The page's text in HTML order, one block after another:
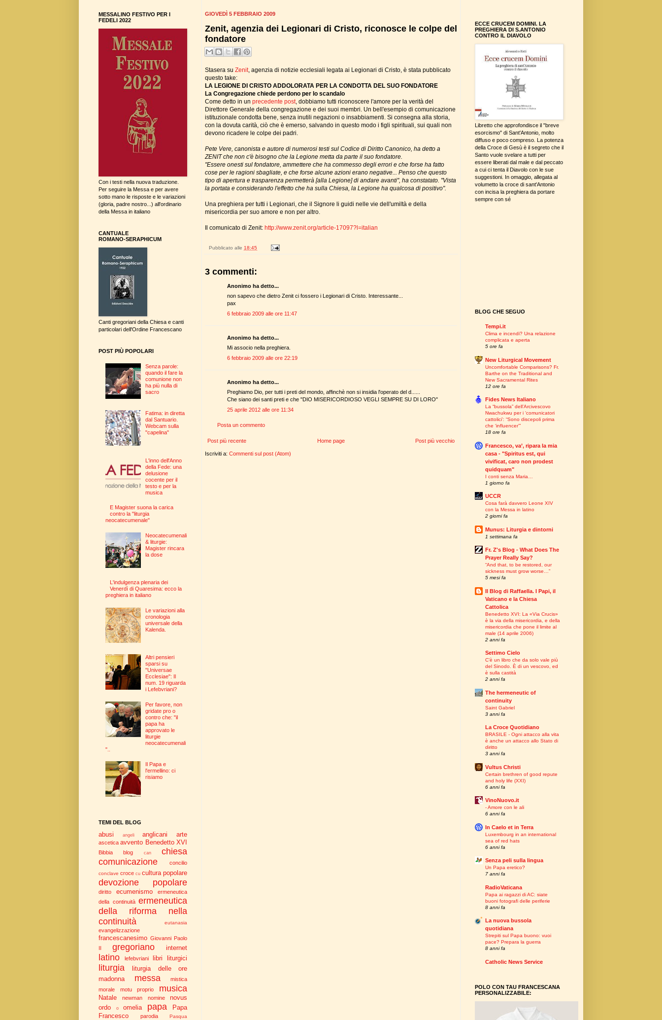
GIOVEDÌ 5 FEBBRAIO 2009
Zenit, agenzia dei Legionari di Cristo, riconosce le colpe del
fondatore
Stasera su Zenit, agenzia di notizie ecclesiali legata ai Legionari di Cristo, è stata pubblicato
questo take:
LA LEGIONE DI CRISTO ADDOLORATA PER LA CONDOTTA DEL SUO FONDATORE
La Congregazione chiede perdono per lo scandalo
Come detto in un precedente post, dobbiamo tutti riconoscere l'amore per la verità del
Direttore Generale della congregazione e dei suoi membri. Un bell'esempio di comunicazione
istituzionale condotta bene, senza inutili negazioni o insabbiamenti. Si consegna alla storia,
con la dovuta carità, ciò che è emerso, salvando in questo modo i figli spirituali, sui quali non
devono ricadere le colpe dei padri.
Pete Vere, canonista e autore di numerosi testi sul Codice di Diritto Canonico, ha detto a
ZENIT che non c'è bisogno che la Legione metta da parte il suo fondatore.
"Essere onesti sul fondatore, ammettere che ha commesso degli errori e che forse ha fatto
cose per le ragioni sbagliate, e che forse alcune azioni erano negative... Penso che questo
tipo di apertura e trasparenza permetterà [alla Legione] di andare avanti", ha constatato. "Vista
la portata e considerando l'effetto che ha sulla Chiesa, la Legione ha qualcosa di positivo".
Una preghiera per tutti i Legionari, che il Signore li guidi nelle vie dell'umiltà e della
misericordia per suo amore e non per altro.
Il comunicato di Zenit: http://www.zenit.org/article-17097?l=italian
Pubblicato alle 18:45
3 commenti:
Anonimo ha detto...
non sapevo che dietro Zenit ci fossero i Legionari di Cristo. Interessante...
pax
6 febbraio 2009 alle ore 11:47
Anonimo ha detto...
Mi associo nella preghiera.
6 febbraio 2009 alle ore 22:19
Anonimo ha detto...
Preghiamo Dio, per tutti i preti del mondo, affinchè non si insidia l'operato del d......
Che siano dei santi preti e che "DIO MISERICORDIOSO VEGLI SEMPRE SU DI LORO"
25 aprile 2012 alle ore 11:34
Posta un commento
Post più recente Post più vecchio
Home page
Iscriviti a: Commenti sul post (Atom)
MESSALINO FESTIVO PER I
FEDELI 2022
Con i testi nella nuova traduzione.
Per seguire la Messa e per avere
sotto mano le risposte e le variazioni
(gloria, padre nostro...) all'ordinario
della Messa in italiano
CANTUALE
ROMANO-SERAPHICUM
Canti gregoriani della Chiesa e canti
particolari dell'Ordine Francescano
POST PIÙ POPOLARI
Senza parole:
quando il fare la
comunione non
ha più nulla di
sacro
Fatima: in diretta
dal Santuario.
Webcam sulla
"capelina"
L'inno dell'Anno
della Fede: una
delusione
cocente per il
testo e per la
musica
E Magister suona la carica
contro la "liturgia
neocatecumenale"
Neocatecumenali
& liturgie:
Magister rincara
la dose
L'indulgenza plenaria dei
Venerdì di Quaresima: ecco la
preghiera in italiano
Le variazioni alla
cronologia
universale della
Kalenda.
Altri pensieri
sparsi su
"Universae
Ecclesiae": Il
num. 19 riguarda
i Lefebvriani?
Per favore, non
gridate pro o
contro che: "il
papa ha
approvato le
liturgie
neocatecumenali
"..
Il Papa e
l'ermellino: ci
risiamo
TEMI DEL BLOG
abusi angeli anglicani arte
ascetica avvento Benedetto XVI
Bibbia blog can
chiesa
comunicazione
concilio
conclave croce cu cultura popolare
devozione popolare
diritto ecumenismo
ermeneutica
della continuità ermeneutica
della riforma nella
continuità
eutanasia
evangelizzazione
francescanesimo Giovanni Paolo
II
gregoriano internet
latino lefebvriani libri liturgici
liturgia
liturgia delle ore
madonna
messa
mistica
morale
motu proprio musica
Natale newman nomine
novus
ordo
o omelia papa
Papa
Francesco
parodia Pasqua
ECCE CRUCEM DOMINI. LA
PREGHIERA DI S.ANTONIO
CONTRO IL DIAVOLO
Libretto che approfondisce il "breve
esorcismo" di Sant'Antonio, molto
diffuso e poco compreso. La potenza
della Croce di Gesù è il segreto che il
Santo vuole svelare a tutti per
essere liberati dal male e dal peccato
a cui ci tenta il Diavolo con le sue
suggestioni. In omaggio, allegata al
volumetto la croce di sant'Antonio
con incisa la preghiera da portare
sempre con sé
BLOG CHE SEGUO
Tempi.it
Clima e incendi? Una relazione
complicata e aperta
5 ore fa
New Liturgical Movement
Uncomfortable Comparisons? Fr.
Barthe on the Traditional and
New Sacramental Rites
12 ore fa
Fides News Italiano
La “bussola” dell’Arcivescovo
Nwachukwu per i ‘comunicatori
cattolici’: “Sono discepoli prima
che ‘influencer’”
18 ore fa
Francesco, va’, ripara la mia
casa - "Spiritus est, qui
vivificat, caro non prodest
quidquam"
I conti senza Maria…
1 giorno fa
UCCR
Cosa farà davvero Leone XIV
con la Messa in latino
2 giorni fa
Munus: Liturgia e dintorni
1 settimana fa
Fr. Z's Blog - What Does The
Prayer Really Say?
“And that, to be restored, our
sickness must grow worse…”
5 mesi fa
Il Blog di Raffaella. I Papi, il
Vaticano e la Chiesa
Cattolica
Benedetto XVI: La «Via Crucis»
è la via della misericordia, e della
misericordia che pone il limite al
male (14 aprile 2006)
2 anni fa
Settimo Cielo
C’è un libro che da solo vale più
del Sinodo. È di un vescovo, ed
è sulla castità
2 anni fa
The hermeneutic of
continuity
Saint Gabriel
3 anni fa
La Croce Quotidiano
BRASILE - Ogni attacco alla vita
è anche un attacco allo Stato di
diritto
3 anni fa
Vultus Christi
Certain brethren of good repute
and holy life (XXI)
6 anni fa
VinoNuovo.it
- Amore con le ali
6 anni fa
In Caelo et in Terra
Luxembourg in an international
sea of red hats
6 anni fa
Senza peli sulla lingua
Un Papa eretico?
7 anni fa
RadioVaticana
Papa ai ragazzi di AC: siate
buoni fotografi delle periferie
8 anni fa
La nuova bussola
quotidiana
Strepiti sul Papa buono: vuoi
pace? Prepara la guerra
8 anni fa
Catholic News Service
POLO CON TAU FRANCESCANA
PERSONALIZZABILE: